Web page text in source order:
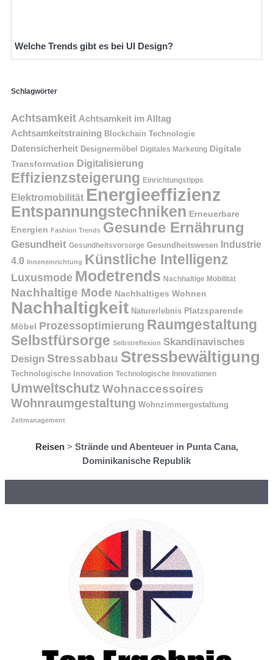
Welche Trends gibt es bei UI Design?
Schlagwörter
Achtsamkeit Achtsamkeit im Alltag
Achtsamkeitstraining Blockchain Technologie
Datensicherheit Designermöbel Digitales Marketing Digitale
Transformation Digitalisierung
Effizienzsteigerung Einrichtungstipps
Elektromobilität Energieeffizienz
Entspannungstechniken Erneuerbare
Energien Fashion Trends Gesunde Ernährung
Gesundheit Gesundheitsvorsorge Gesundheitswesen Industrie
4.0 Inneneinrichtung Künstliche Intelligenz
Luxusmode Modetrends Nachhaltige Mobilität
Nachhaltige Mode Nachhaltiges Wohnen
Nachhaltigkeit Naturerlebnis Platzsparende
Möbel
Prozessoptimierung Raumgestaltung
Selbstfürsorge Selbstreflexion Skandinavisches
Design Stressabbau Stressbewältigung
Technologische Innovation Technologische Innovationen
Umweltschutz Wohnaccessoires
Wohnraumgestaltung Wohnzimmergestaltung
Zeitmanagement
Reisen> Strände und Abenteuer in Punta Cana,
Dominikanische Republik